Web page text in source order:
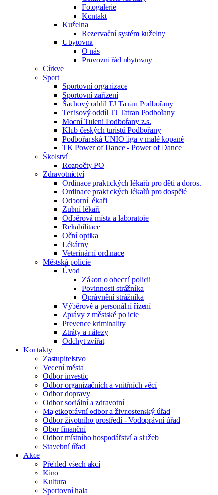
Fotogalerie
Kontakt
Kuželna
Rezervační systém kuželny
Ubytovna
O nás
Provozní řád ubytovny
Církve
Sport
Sportovní organizace
Sportovní zařízení
Šachový oddíl TJ Tatran Podbořany
Tenisový oddíl TJ Tatran Podbořany
Mocní Tuleni Podbořany z.s.
Klub českých turistů Podbořany
Podbořanská UNIO liga v malé kopané
TK Power of Dance - Power of Dance
Školství
Rozpočty PO
Zdravotnictví
Ordinace praktických lékařů pro děti a dorost
Ordinace praktických lékařů pro dospělé
Odborní lékaři
Zubní lékaři
Odběrová místa a laboratoře
Rehabilitace
Oční optika
Lékárny
Veterinární ordinace
Městská policie
Úvod
Zákon o obecní policii
Povinnosti strážníka
Oprávnění strážníka
Výběrové a personální řízení
Zprávy z městské policie
Prevence kriminality
Ztráty a nálezy
Odchyt zvířat
Kontakty
Zastupitelstvo
Vedení města
Odbor investic
Odbor organizačních a vnitřních věcí
Odbor dopravy
Odbor sociální a zdravotní
Majetkoprávní odbor a živnostenský úřad
Odbor životního prostředí - Vodoprávní úřad
Obor finanční
Odbor místního hospodářství a služeb
Stavební úřad
Akce
Přehled všech akcí
Kino
Kultura
Sportovní hala